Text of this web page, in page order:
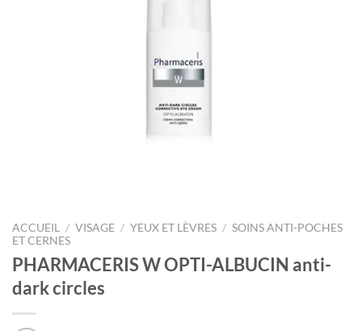
ACCUEIL / VISAGE / YEUX ET LÈVRES / SOINS ANTI-POCHES
ET CERNES
PHARMACERIS W OPTI-ALBUCIN anti-
dark circles